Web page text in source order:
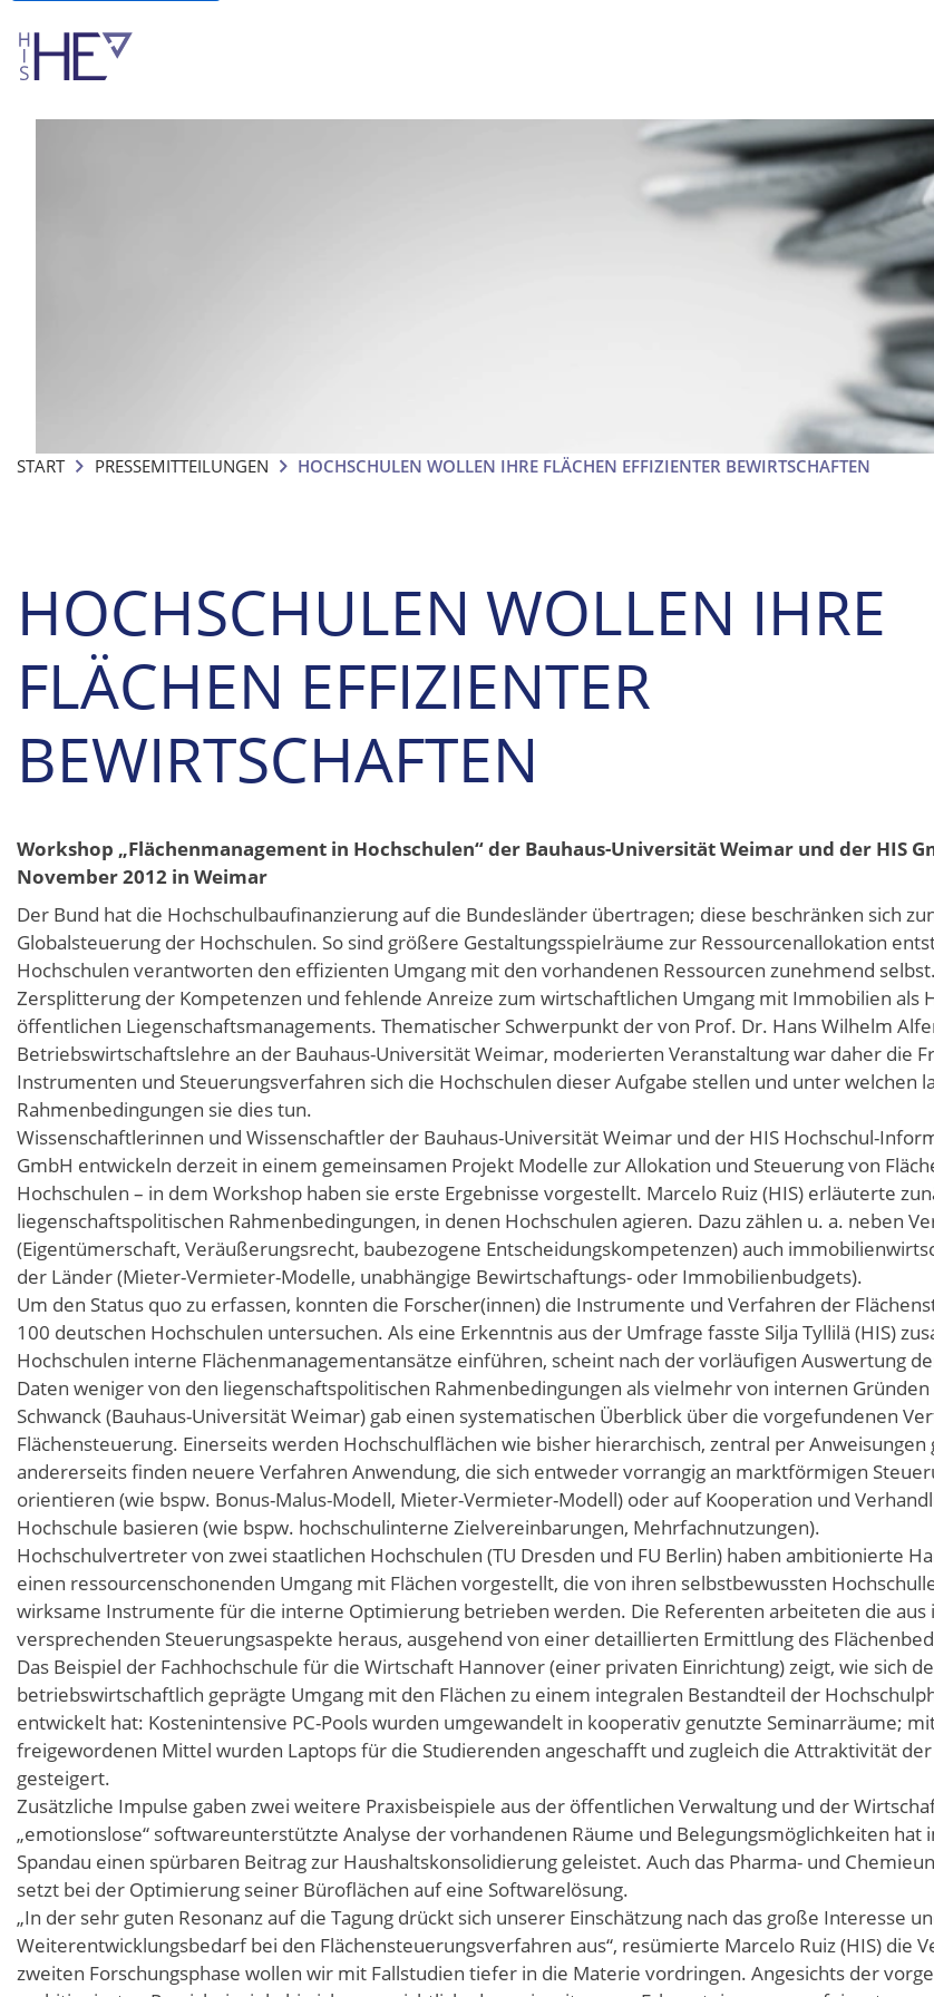
START PRESSEMITTEILUNGEN HOCHSCHULEN WOLLEN IHRE FLÄCHEN EFFIZIENTER BEWIRTSCHAFTEN
HOCHSCHULEN WOLLEN IHRE
FLÄCHEN EFFIZIENTER
BEWIRTSCHAFTEN
Workshop „Flächenmanagement in Hochschulen“ der Bauhaus-Universität Weimar und der HIS
November 2012 in Weimar
Der Bund hat die Hochschulbaufinanzierung auf die Bundesländer übertragen; diese beschränken sich
Globalsteuerung der Hochschulen. So sind größere Gestaltungsspielräume zur Ressourcenallokation
Hochschulen verantworten den effizienten Umgang mit den vorhandenen Ressourcen zunehmend
Zersplitterung der Kompetenzen und fehlende Anreize zum wirtschaftlichen Umgang mit Immobilien als
öffentlichen Liegenschaftsmanagements. Thematischer Schwerpunkt der von Prof. Dr. Hans Wilhelm
Betriebswirtschaftslehre an der Bauhaus-Universität Weimar, moderierten Veranstaltung war daher die
Instrumenten und Steuerungsverfahren sich die Hochschulen dieser Aufgabe stellen und unter welchen
Rahmenbedingungen sie dies tun.
Wissenschaftlerinnen und Wissenschaftler der Bauhaus-Universität Weimar und der HIS Hochschul-
GmbH entwickeln derzeit in einem gemeinsamen Projekt Modelle zur Allokation und Steuerung von
Hochschulen – in dem Workshop haben sie erste Ergebnisse vorgestellt. Marcelo Ruiz (HIS) erläuterte
liegenschaftspolitischen Rahmenbedingungen, in denen Hochschulen agieren. Dazu zählen u. a. neben
(Eigentümerschaft, Veräußerungsrecht, baubezogene Entscheidungskompetenzen) auch
der Länder (Mieter-Vermieter-Modelle, unabhängige Bewirtschaftungs- oder Immobilienbudgets).
Um den Status quo zu erfassen, konnten die Forscher(innen) die Instrumente und Verfahren der
100 deutschen Hochschulen untersuchen. Als eine Erkenntnis aus der Umfrage fasste Silja Tyllilä (HIS)
Hochschulen interne Flächenmanagementansätze einführen, scheint nach der vorläufigen Auswertung
Daten weniger von den liegenschaftspolitischen Rahmenbedingungen als vielmehr von internen Gründen
Schwanck (Bauhaus-Universität Weimar) gab einen systematischen Überblick über die vorgefundenen
Flächensteuerung. Einerseits werden Hochschulflächen wie bisher hierarchisch, zentral per
andererseits finden neuere Verfahren Anwendung, die sich entweder vorrangig an marktförmigen
orientieren (wie bspw. Bonus-Malus-Modell, Mieter-Vermieter-Modell) oder auf Kooperation und
Hochschule basieren (wie bspw. hochschulinterne Zielvereinbarungen, Mehrfachnutzungen).
Hochschulvertreter von zwei staatlichen Hochschulen (TU Dresden und FU Berlin) haben ambitionierte
einen ressourcenschonenden Umgang mit Flächen vorgestellt, die von ihren selbstbewussten
wirksame Instrumente für die interne Optimierung betrieben werden. Die Referenten arbeiteten die aus
versprechenden Steuerungsaspekte heraus, ausgehend von einer detaillierten Ermittlung des
Das Beispiel der Fachhochschule für die Wirtschaft Hannover (einer privaten Einrichtung) zeigt, wie sich
betriebswirtschaftlich geprägte Umgang mit den Flächen zu einem integralen Bestandteil der
entwickelt hat: Kostenintensive PC-Pools wurden umgewandelt in kooperativ genutzte Seminarräume;
freigewordenen Mittel wurden Laptops für die Studierenden angeschafft und zugleich die Attraktivität
gesteigert.
Zusätzliche Impulse gaben zwei weitere Praxisbeispiele aus der öffentlichen Verwaltung und der
„emotionslose“ softwareunterstützte Analyse der vorhandenen Räume und Belegungsmöglichkeiten hat
Spandau einen spürbaren Beitrag zur Haushaltskonsolidierung geleistet. Auch das Pharma- und
setzt bei der Optimierung seiner Büroflächen auf eine Softwarelösung.
„In der sehr guten Resonanz auf die Tagung drückt sich unserer Einschätzung nach das große Interesse
Weiterentwicklungsbedarf bei den Flächensteuerungsverfahren aus“, resümierte Marcelo Ruiz (HIS) die
zweiten Forschungsphase wollen wir mit Fallstudien tiefer in die Materie vordringen. Angesichts der